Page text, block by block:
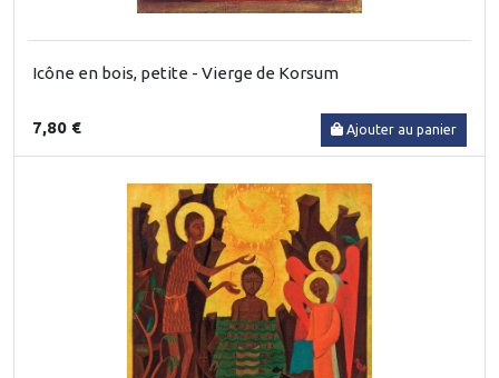
Icône en bois, petite - Vierge de Korsum
7,80 € Ajouter au panier